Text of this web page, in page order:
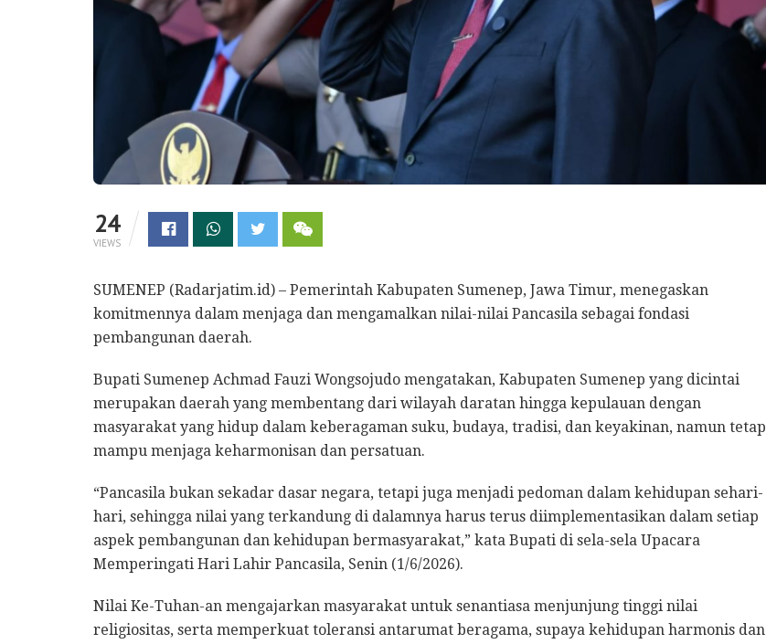
24
VIEWS
SUMENEP (Radarjatim.id) – Pemerintah Kabupaten Sumenep, Jawa Timur, menegaskan
komitmennya dalam menjaga dan mengamalkan nilai-nilai Pancasila sebagai fondasi
pembangunan daerah.
Bupati Sumenep Achmad Fauzi Wongsojudo mengatakan, Kabupaten Sumenep yang dicintai
merupakan daerah yang membentang dari wilayah daratan hingga kepulauan dengan
masyarakat yang hidup dalam keberagaman suku, budaya, tradisi, dan keyakinan, namun tetap
mampu menjaga keharmonisan dan persatuan.
“Pancasila bukan sekadar dasar negara, tetapi juga menjadi pedoman dalam kehidupan sehari-
hari, sehingga nilai yang terkandung di dalamnya harus terus diimplementasikan dalam setiap
aspek pembangunan dan kehidupan bermasyarakat,” kata Bupati di sela-sela Upacara
Memperingati Hari Lahir Pancasila, Senin (1/6/2026).
Nilai Ke-Tuhan-an mengajarkan masyarakat untuk senantiasa menjunjung tinggi nilai
religiositas, serta memperkuat toleransi antarumat beragama, supaya kehidupan harmonis dan